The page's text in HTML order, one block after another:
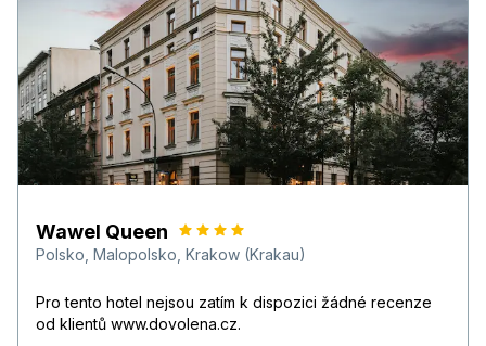
Wawel Queen
Polsko Malopolsko Krakow (Krakau)
Pro tento hotel nejsou zatím k dispozici žádné recenze
od klientů www.dovolena.cz.